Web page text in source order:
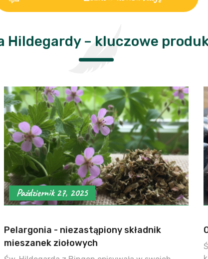
Hildegardy – kluczowe
Październik 27, 2025
Pelargonia - niezastąpiony składnik
mieszanek ziołowych